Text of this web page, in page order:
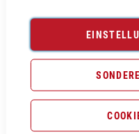
Produktanfrage stellen